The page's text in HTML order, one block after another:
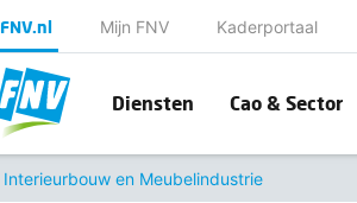
FNV.nl Mijn FNV Kaderportaal
Diensten Cao & Sector
Interieurbouw en Meubelindustrie